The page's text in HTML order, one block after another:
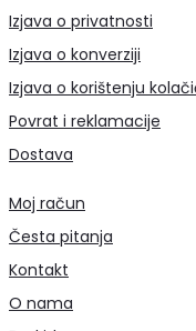
Izjava o privatnosti
Izjava o konverziji
Izjava o korištenju
Povrat i reklamacije
Dostava
Moj račun
Česta pitanja
Kontakt
O nama